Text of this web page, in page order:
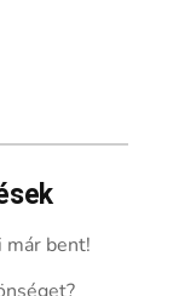
már bent!